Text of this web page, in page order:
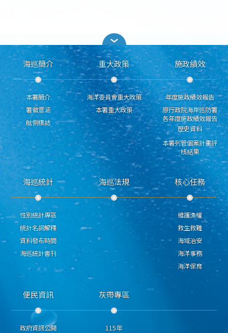
海巡簡介
本署簡介
署徽意涵
舷側標誌
重大政策
海洋委員會重大政策
本署重大政策
施政績效
年度施政績效報告
原行政院海岸巡防署
各年度施政績效報告
歷史資料
本署列管個案計畫評
核結果
海巡統計
性別統計專區
統計名詞解釋
資料發布時間
海巡統計書刊
海巡法規 核心任務
維護漁權
救生救難
海域治安
海洋事務
海洋保育
便民資訊
政府資訊公開
灰帶專區
115年